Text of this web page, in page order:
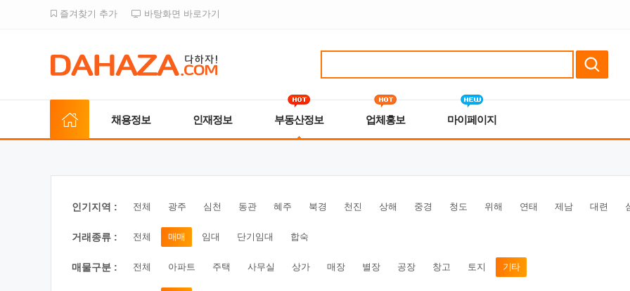
즐겨찾기 추가 바탕화면 바로가기
채용정보 인재정보 부동산정보 업체홍보 마이페이지
인기지역 : 전체 광주 심천 동관 혜주 북경 천진 상해 중경 청도 위해 연태 제남 대련
거래종류 : 전체 매매 임대 단기임대 합숙
매물구분 : 전체 아파트 주택 사무실 상가 매장 별장 공장 창고 토지 기타